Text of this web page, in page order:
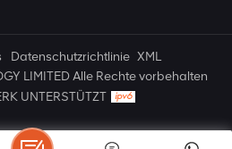
Datenschutzrichtlinie XML
LIMITED Alle Rechte vorbehalten
UNTERSTÜTZT